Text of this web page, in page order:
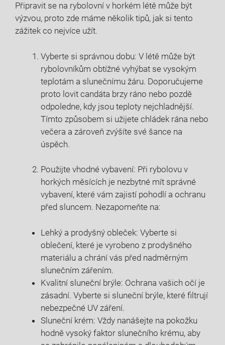
Připravit se⁢ na rybolovní v ​horkém létě může být
výzvou, proto ‌zde‌ máme několik tipů, jak si tento
zážitek co nejvíce užít.
Vyberte si správnou dobu: ⁤V létě může‍ být
rybolovníkům obtížné vyhýbat se vysokým
teplotám a ⁢slunečnímu žáru. Doporučujeme
proto lovit candáta brzy ráno nebo‌ pozdě
odpoledne, ⁢kdy⁤ jsou ⁢teploty nejchladnější.‌
Tímto způsobem si ⁤užijete chládek rána nebo
večera a zároveň zvýšíte⁤ své‌ šance na
úspěch.
Použijte vhodné ⁤vybavení: ‍Při rybolovu v
horkých ​měsících ‍je nezbytné ⁢mít ⁢správné
vybavení, které vám zajistí⁤ pohodlí a ochranu
před sluncem. Nezapomeňte na:
Lehký a prodyšný obleček: Vyberte ⁣si
⁣oblečení, které⁤ je vyrobeno z prodyšného​
materiálu a‌ chrání vás před ⁣nadměrným
slunečním zářením.
Kvalitní sluneční brýle: Ochrana vašich očí je
zásadní. Vyberte si sluneční brýle, které filtrují
nebezpečné UV záření.
Sluneční krém: Vždy ​nanášejte na pokožku
hodně vysoký faktor⁤ slunečního krému, aby